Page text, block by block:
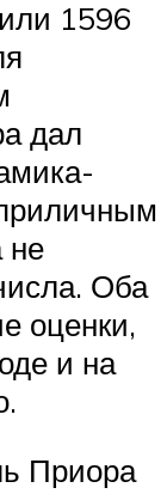
1596
дал
не
Оба
оценки,
и на
Приора